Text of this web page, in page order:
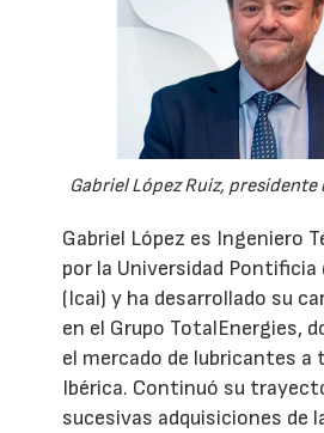
Gabriel López Ruiz, presidente
Gabriel López es Ingeniero
por la Universidad Pontificia
(Icai) y ha desarrollado su
en el Grupo TotalEnergies,
el mercado de lubricantes a
Ibérica. Continuó su
sucesivas adquisiciones de